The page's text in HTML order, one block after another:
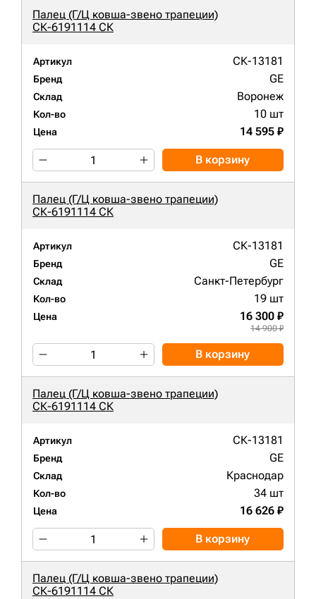
Палец (Г/Ц ковша-звено трапеции)
СК-6191114 СК
Артикул СК-13181
Бренд GE
Склад Воронеж
Кол-во 10 шт
Цена 14 595 ₽
В корзину
Палец (Г/Ц ковша-звено трапеции)
СК-6191114 СК
Артикул СК-13181
Бренд GE
Склад Санкт-Петербург
Кол-во 19 шт
Цена 16 300 ₽
14 900 ₽
В корзину
Палец (Г/Ц ковша-звено трапеции)
СК-6191114 СК
Артикул СК-13181
Бренд GE
Склад Краснодар
Кол-во 34 шт
Цена 16 626 ₽
В корзину
Палец (Г/Ц ковша-звено трапеции)
СК-6191114 СК